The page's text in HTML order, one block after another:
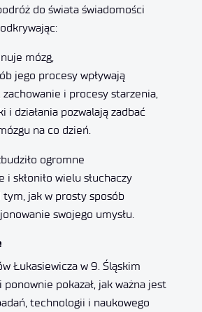
do świata świadomości
mózg,
jego procesy wpływają
zachowanie i procesy starzenia,
i działania pozwalają zadbać
na co dzień.
ogromne
i skłoniło wielu słuchaczy
jak w prosty sposób
swojego umysłu.
Łukasiewicza w 9. Śląskim
pokazał, jak ważna jest
technologii i naukowego